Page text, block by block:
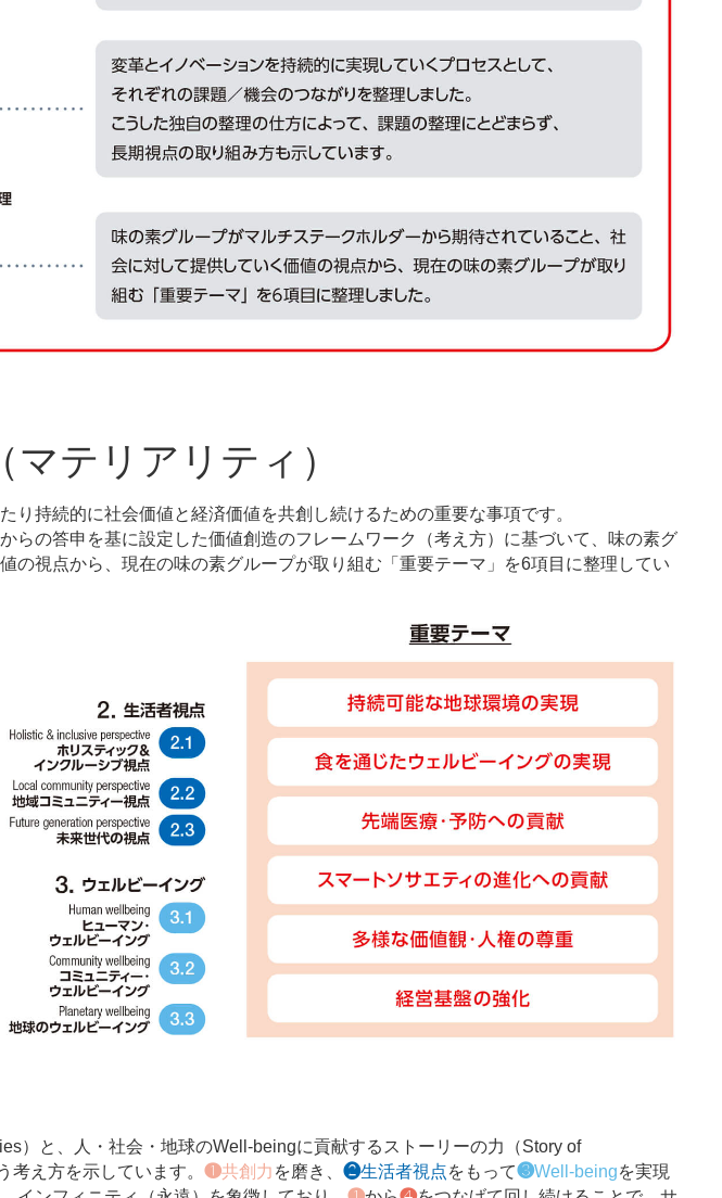
テリアリティ）
持続的に社会価値と経済価値を共創し続けるための重要な事項です。
の答申を基に設定した価値創造のフレームワーク（考え方）に基づいて、味の素グ
視点から、現在の味の素グループが取り組む「重要テーマ」を6項目に整理してい
）と、人・社会・地球のWell-beingに貢献するストーリーの力（Story of
え方を示しています。 ❶共創力 を磨き、 ❷生活者視点をもって❸Well-beingを実現